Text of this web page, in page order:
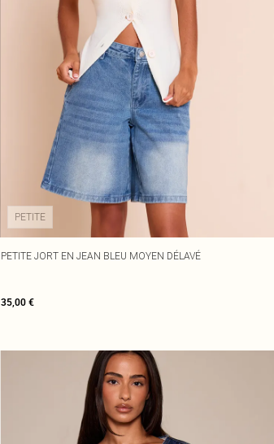
PETITE
PETITE JORT EN JEAN BLEU MOYEN DÉLAVÉ
35,00 €